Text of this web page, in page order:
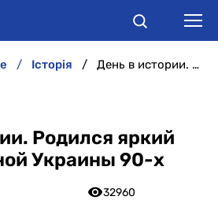
історія День в истории. Родился яркий вингер сборной Украины 90-х
Родился яркий
Украины 90-х
32960